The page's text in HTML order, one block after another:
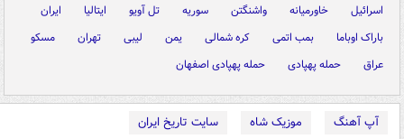
اسرائیل
خاورمیانه واشنگتن سوریه تل آویو ایتالیا
ایران
باراک اوباما
بمب اتمی کره شمالی یمن لیبی تهران
مسکو
عراق
حمله پهپادی حمله پهپادی اصفهان
آپ آهنگ موزیک شاه
سایت تاریخ ایران